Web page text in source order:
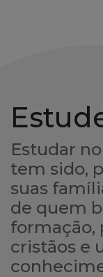
Estudar
tem sido,
suas
de quem
formação,
cristãos e